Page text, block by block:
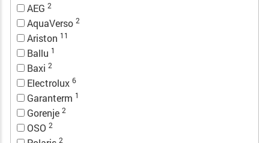
AEG 2
AquaVerso 2
Ariston 11
Ballu 1
Baxi 2
Electrolux 6
Garanterm 1
Gorenje 2
OSO 2
2